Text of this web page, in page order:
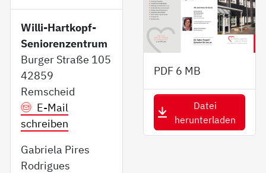
Willi-Hartkopf-
Seniorenzentrum
Burger Straße 105
42859
Remscheid
E-Mail
schreiben
Gabriela Pires
Rodrigues
PDF 6 MB
Datei
herunterladen